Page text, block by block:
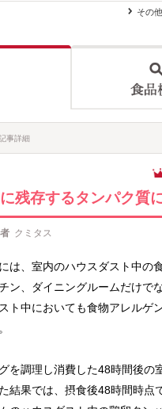
その
事詳細
残存するタンパク質
クミタス
は、室内のハウスダスト中の
ン、ダイニングルームだけで
ト中においても食物アレルゲ
を調理し消費した48時間後の
結果では、摂食後48時間時点